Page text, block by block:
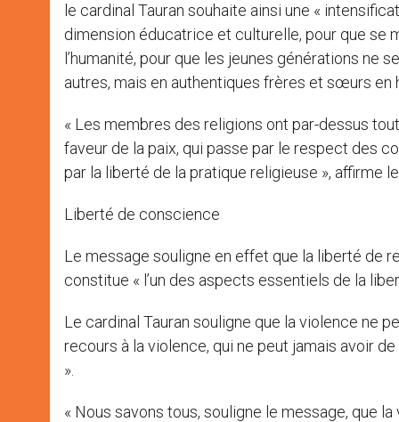
le cardinal Tauran souhaite ainsi une «
dimension éducatrice et culturelle, pour que se
l’humanité, pour que les jeunes générations
autres, mais en authentiques frères et sœurs en
« Les membres des religions ont par-dessus
faveur de la paix, qui passe par le respect des
par la liberté de la pratique religieuse », affirme le
Liberté de conscience
Le message souligne en effet que la liberté de
constitue « l’un des aspects essentiels de la
Le cardinal Tauran souligne que la violence ne
recours à la violence, qui ne peut jamais avoir
».
« Nous savons tous, souligne le message, que